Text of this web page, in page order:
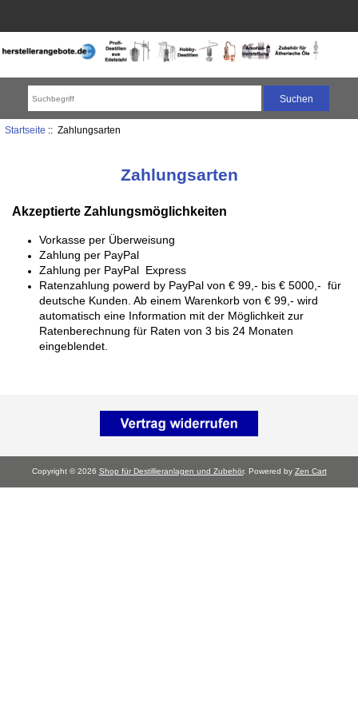
Startseite :: Zahlungsarten
Zahlungsarten
Akzeptierte Zahlungsmöglichkeiten
Vorkasse per Überweisung
Zahlung per PayPal
Zahlung per PayPal Express
Ratenzahlung powerd by PayPal von € 99,- bis € 5000,- für
deutsche Kunden. Ab einem Warenkorb von € 99,- wird
automatisch eine Information mit der Möglichkeit zur
Ratenberechnung für Raten von 3 bis 24 Monaten
eingeblendet.
Copyright © 2026 Shop für Destillieranlagen und Zubehör. Powered by Zen Cart